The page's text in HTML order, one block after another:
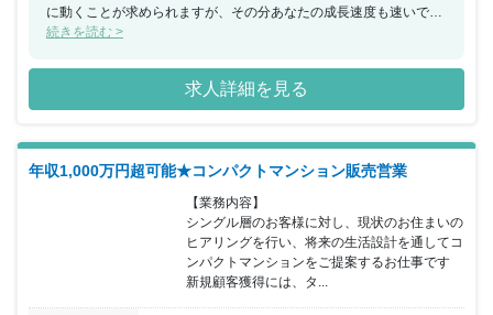
に動くことが求められますが、その分あなたの成長速度も速いでし
ょう。 頑張った分はインセンティブとして給与で返ってきますので
されたメンバーもいるなど、正当な評価も魅力です。
続きを読む >
求人詳細を見る
年収1,000万円超可能★コンパクトマンション販売営業
【業務内容】
シングル層のお客様に対し、現状のお住まいの
ヒアリングを行い、将来の生活設計を通してコ
ンパクトマンションをご提案するお仕事です
新規顧客獲得には、タ...